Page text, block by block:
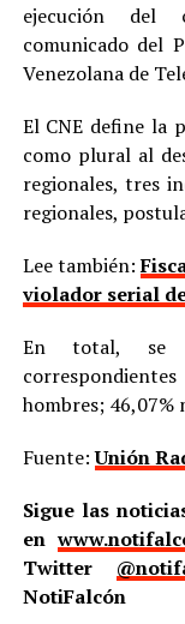
ejecución del
comunicado del
Venezolana de
El CNE define la
como plural al
regionales, tres
regionales,
Lee también:
violador serial
En total, se
hombres; 46,07%
Fuente:Unión
Sigue las
en
Twitter
NotiFalcón